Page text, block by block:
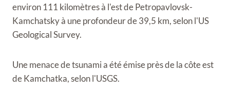
environ 111 kilomètres à l'est de Petropavlovsk-
Kamchatsky à une profondeur de 39,5 km, selon l'US
Geological Survey.
Une menace de tsunami a été émise près de la côte est
de Kamchatka, selon l'USGS.